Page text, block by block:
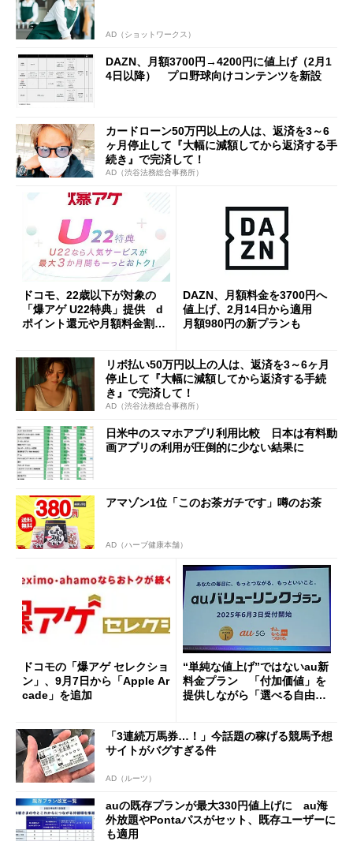
AD（ショットワークス）
DAZN、月額3700円→4200円に値上げ（2月1
4日以降） プロ野球向けコンテンツを新設
カードローン50万円以上の人は、返済を3～6
ヶ月停止して『大幅に減額してから返済する手
続き』で完済して！
AD（渋谷法務総合事務所）
ドコモ、22歳以下が対象の
「爆アゲ U22特典」提供 d
ポイント還元や月額料金割引
DAZN、月額料金を3700円へ
値上げ、2月14日から適用
月額980円の新プランも
リボ払い50万円以上の人は、返済を3～6ヶ月
停止して『大幅に減額してから返済する手続
き』で完済して！
AD（渋谷法務総合事務所）
日米中のスマホアプリ利用比較 日本は有料動
画アプリの利用が圧倒的に少ない結果に
アマゾン1位「このお茶ガチです」噂のお茶
AD（ハーブ健康本舗）
ドコモの「爆アゲ セレクショ
ン」、9月7日から「Apple Ar
cade」を追加
“単純な値上げ”ではないau新
料金プラン 「付加価値」を
提供しながら「選べる自由」
「3連続万馬券…！」今話題の稼げる競馬予想
サイトがバグすぎる件
AD（ルーツ）
auの既存プランが最大330円値上げに au海
外放題やPontaパスがセット、既存ユーザーに
も適用